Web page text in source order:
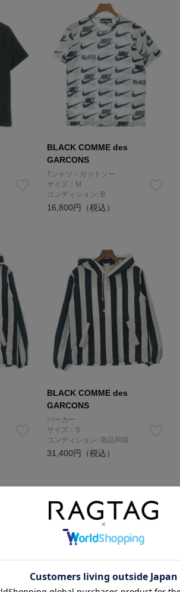
BLACK COMME des
GARCONS
Tシャツ・カットソー
サイズ：M
コンディション: B
16,800円（税込）
BLACK COMME des
GARCONS
パーカー
サイズ：S
コンディション: 新品同様
31,400円（税込）